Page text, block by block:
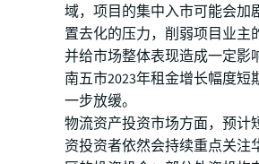
域，项目的集中入市可能会加
置去化的压力，削弱项目业主
并给市场整体表现造成一定影
南五市2023年租金增长幅度短
一步放缓。
物流资产投资市场方面，预计
资投资者依然会持续重点关注